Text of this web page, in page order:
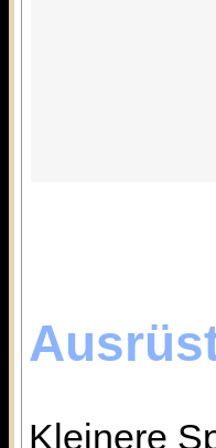
Kleinere